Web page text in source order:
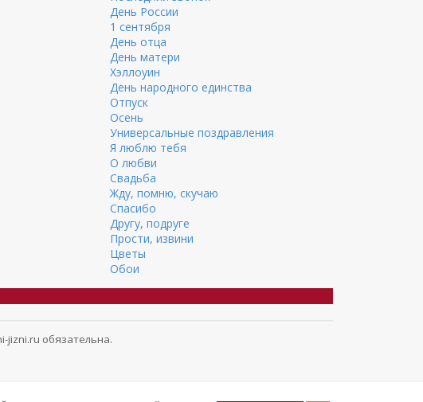
День России
1 сентября
День отца
День матери
Хэллоуин
День народного единства
Отпуск
Осень
Универсальные поздравления
Я люблю тебя
О любви
Свадьба
Жду, помню, скучаю
Спасибо
Другу, подруге
Прости, извини
Цветы
Обои
jizni.ru обязательна.